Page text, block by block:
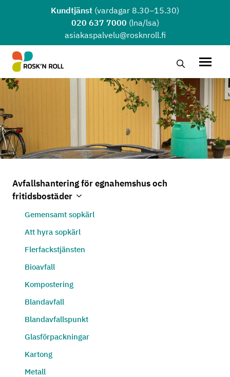
Hoppa till huvudinnehållet
Kundtjänst (vardagar 8.30–15.30)
020 637 7000 (lna/lsa)
asiakaspalvelu@rosknroll.fi
Sök …
Avfallshantering för egnahemshus och
fritidsbostäder
Gemensamt sopkärl
Att hyra sopkärl
Flerfackstjänsten
Bioavfall
Kompostering
Blandavfall
Blandavfallspunkt
Glasförpackningar
Kartong
Metall